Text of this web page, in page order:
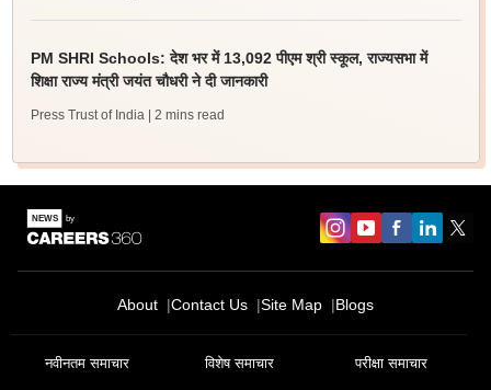
PM SHRI Schools: देश भर में 13,092 पीएम श्री स्कूल, राज्यसभा में
शिक्षा राज्य मंत्री जयंत चौधरी ने दी जानकारी
Press Trust of India | 2 mins read
About Contact Us Site Map Blogs
नवीनतम समाचार विशेष समाचार परीक्षा समाचार